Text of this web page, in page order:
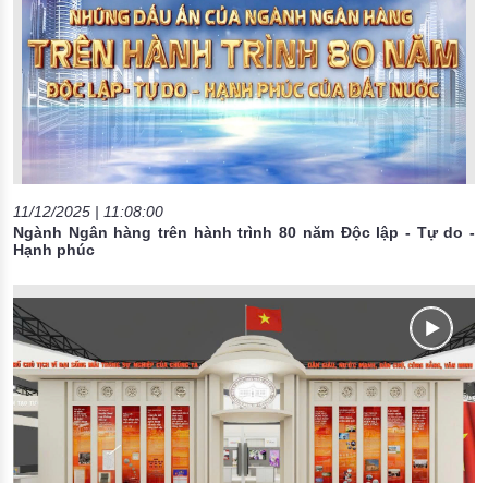
11/12/2025 | 11:08:00
Ngành Ngân hàng trên hành trình 80 năm Độc lập - Tự do -
Hạnh phúc